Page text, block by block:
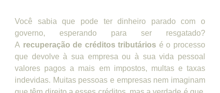
Você sabia que pode ter dinheiro parado com o
governo, esperando para ser resgatado?
A recuperação de créditos tributários é o processo
que devolve à sua empresa ou à sua vida pessoal
valores pagos a mais em impostos, multas e taxas
indevidas. Muitas pessoas e empresas nem imaginam